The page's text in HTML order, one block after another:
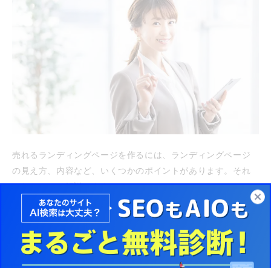
売れるランディングページを作るには、ランディングページ
の見え方、内容など、いくつかのポイントがあります。それ
ぞれについて解説します。
ファーストビューにインパクトの強い画像・コピ
ーを置く